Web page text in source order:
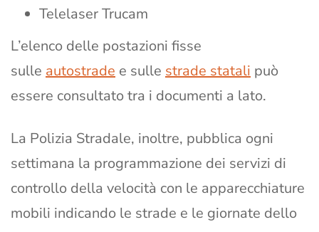
Telelaser Trucam
L’elenco delle postazioni fisse
sulle autostrade e sulle strade statali può
essere consultato tra i documenti a lato.
La Polizia Stradale, inoltre, pubblica ogni
settimana la programmazione dei servizi di
controllo della velocità con le apparecchiature
mobili indicando le strade e le giornate dello